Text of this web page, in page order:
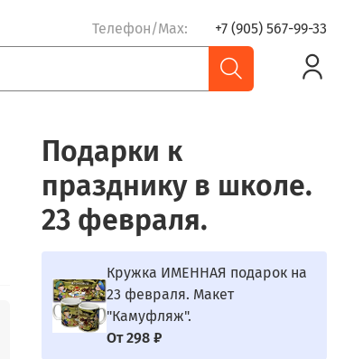
Телефон/Max: +7 (905) 567-99-33
Подарки к
празднику в школе.
23 февраля.
Кружка ИМЕННАЯ подарок на
23 февраля. Макет
"Камуфляж".
От 298 ₽